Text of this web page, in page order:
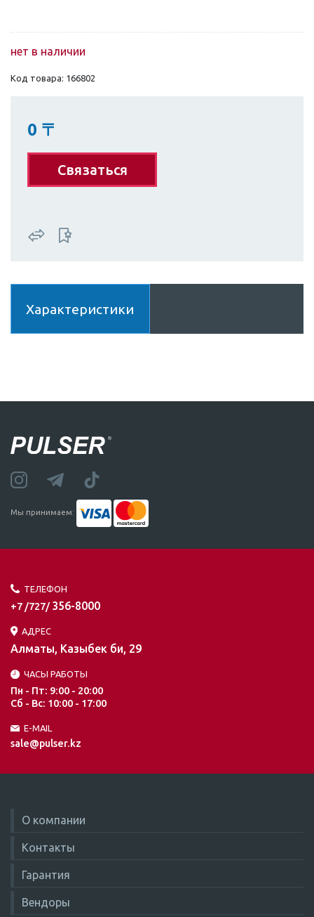
нет в наличии
Код товара: 166802
0 〒
Связаться
Характеристики
Мы принимаем:
ТЕЛЕФОН
+7 /727/ 356-8000
АДРЕС
Алматы, Казыбек би, 29
ЧАСЫ РАБОТЫ
Пн - Пт: 9:00 - 20:00
Сб - Вс: 10:00 - 17:00
E-MAIL
sale@pulser.kz
О компании
Контакты
Гарантия
Вендоры